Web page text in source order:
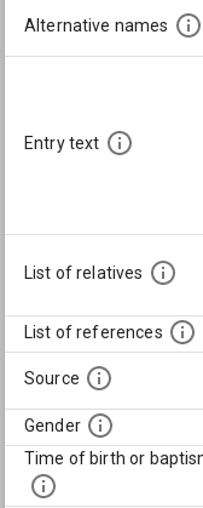
Alternative names
Entry text
List of relatives
List of references
Source
Gender
Time of birth or